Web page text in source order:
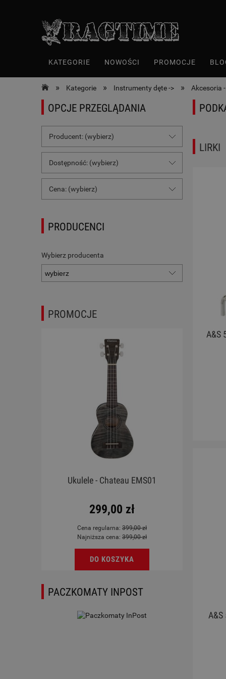
KATEGORIE NOWOŚCI PROMOCJE
» Kategorie » Instrumenty dęte -> » Akcesoria
OPCJE PRZEGLĄDANIA
Producent: (wybierz)
Dostępność: (wybierz)
Cena: (wybierz)
PRODUCENCI
Wybierz producenta
PROMOCJE
Ukulele - Chateau EMS01
299,00 zł
Cena regularna: 399,00 zł
Najniższa cena: 399,00 zł
DO KOSZYKA
PACZKOMATY INPOST
LIRKI
A&S